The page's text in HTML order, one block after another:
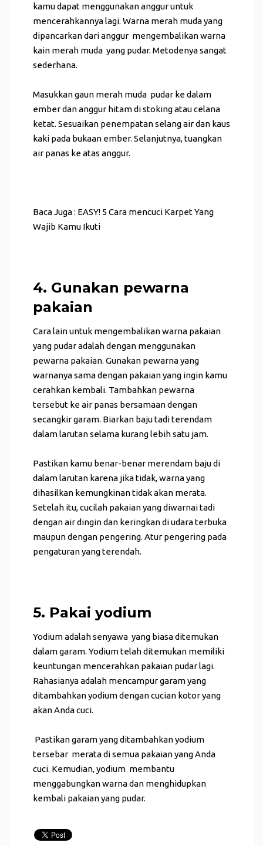
kamu dapat menggunakan anggur untuk
mencerahkannya lagi. Warna merah muda yang
dipancarkan dari anggur mengembalikan warna
kain merah muda yang pudar. Metodenya sangat
sederhana.
Masukkan gaun merah muda pudar ke dalam
ember dan anggur hitam di stoking atau celana
ketat. Sesuaikan penempatan selang air dan kaus
kaki pada bukaan ember. Selanjutnya, tuangkan
air panas ke atas anggur.
Baca Juga : EASY! 5 Cara mencuci Karpet Yang
Wajib Kamu Ikuti
4. Gunakan pewarna
pakaian
Cara lain untuk mengembalikan warna pakaian
yang pudar adalah dengan menggunakan
pewarna pakaian. Gunakan pewarna yang
warnanya sama dengan pakaian yang ingin kamu
cerahkan kembali. Tambahkan pewarna
tersebut ke air panas bersamaan dengan
secangkir garam. Biarkan baju tadi terendam
dalam larutan selama kurang lebih satu jam.
Pastikan kamu benar-benar merendam baju di
dalam larutan karena jika tidak, warna yang
dihasilkan kemungkinan tidak akan merata.
Setelah itu, cucilah pakaian yang diwarnai tadi
dengan air dingin dan keringkan di udara terbuka
maupun dengan pengering. Atur pengering pada
pengaturan yang terendah.
5. Pakai yodium
Yodium adalah senyawa yang biasa ditemukan
dalam garam. Yodium telah ditemukan memiliki
keuntungan mencerahkan pakaian pudar lagi.
Rahasianya adalah mencampur garam yang
ditambahkan yodium dengan cucian kotor yang
akan Anda cuci.
Pastikan garam yang ditambahkan yodium
tersebar merata di semua pakaian yang Anda
cuci. Kemudian, yodium membantu
menggabungkan warna dan menghidupkan
kembali pakaian yang pudar.